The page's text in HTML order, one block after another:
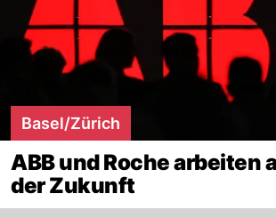
Basel/Zürich
ABB und Roche arbeiten
der Zukunft